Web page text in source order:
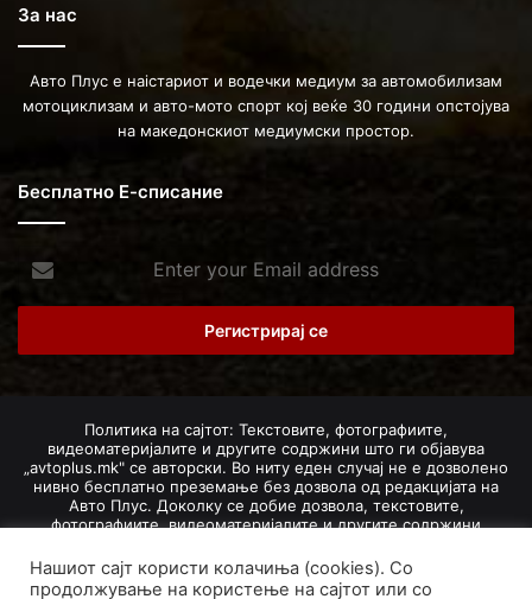
За нас
Авто Плус е наістариот и водечки медиум за автомобилизам
мотоциклизам и авто-мото спорт кој веќе 30 години опстојува
на македонскиот медиумски простор.
Бесплатно Е-списание
your
Email
Политика на сајтот: Текстовите, фотографиите,
видеоматеријалите и другите содржини што ги објавува
„avtoplus.mk" се авторски. Во ниту еден случај не е дозволено
нивно бесплатно преземање без дозвола од редакцијата на
Авто Плус. Доколку се добие дозвола, текстовите,
фотографиите, видеоматеријалите и другите содржини
изворот и авторот со вметнување на директна интернет-врска
(линк) до оригиналната содржина на „avtoplus.mk". При
Нашиот сајт користи колачиња (cookies). Со
продолжување на користење на сајтот или со